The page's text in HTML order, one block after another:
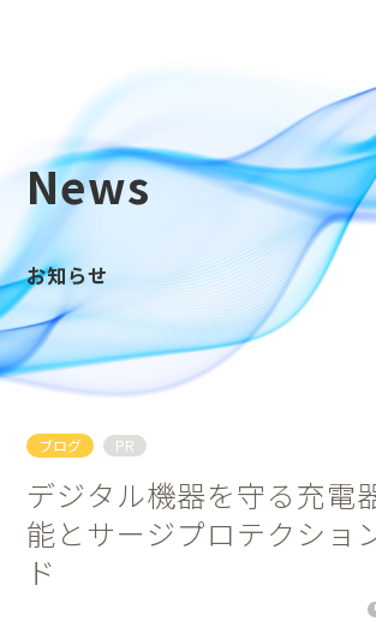
News
お知らせ
ブログ PR
デジタル機器を守る充電
能とサージプロテクショ
ド